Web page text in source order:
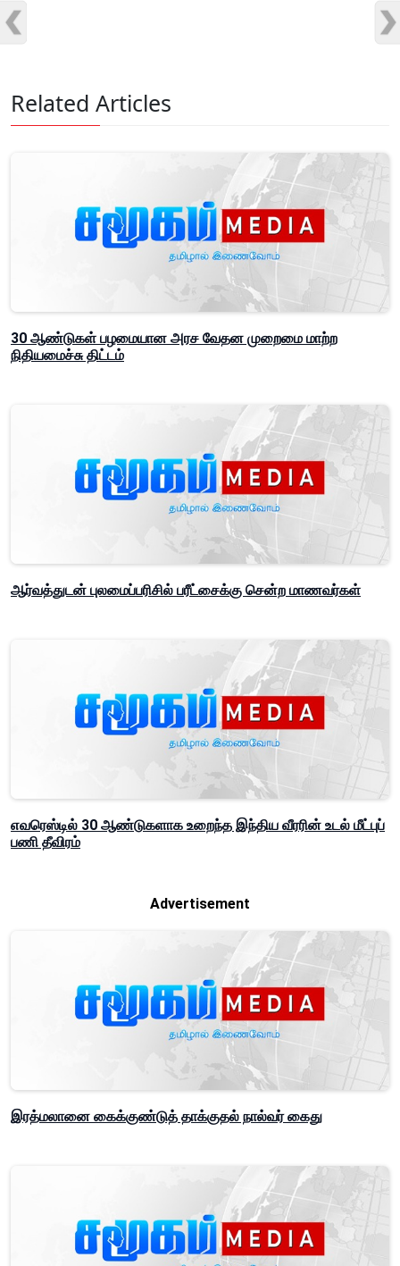
Related Articles
30 ஆண்டுகள் பழமையான அரச வேதன முறைமை மாற்ற
நிதியமைச்சு திட்டம்
ஆர்வத்துடன் புலமைப்பரிசில் பரீட்சைக்கு சென்ற மாணவர்கள்
எவரெஸ்டில் 30 ஆண்டுகளாக உறைந்த இந்திய வீரரின் உடல் மீட்புப்
பணி தீவிரம்
Advertisement
இரத்மலானை கைக்குண்டுத் தாக்குதல் நால்வர் கைது